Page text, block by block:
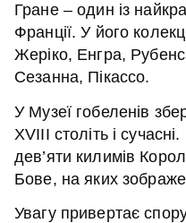
Гране – один із
Франції. У його
Жеріко, Енгра,
Сезанна, Пікассо.
У Музеї гобеленів
XVIII століть і
дев’яти килимів
Бове, на яких
Увагу привертає